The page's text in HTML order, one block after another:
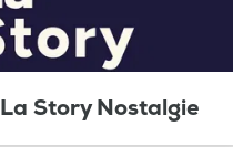
La Story Nostalgie